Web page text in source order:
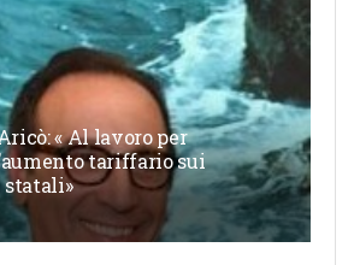
« Al lavoro per
tariffario sui